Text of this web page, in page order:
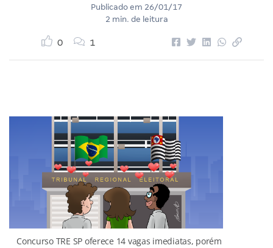
Publicado em 26/01/17
2 min. de leitura
0 1
Concurso TRE SP oferece 14 vagas imediatas, porém